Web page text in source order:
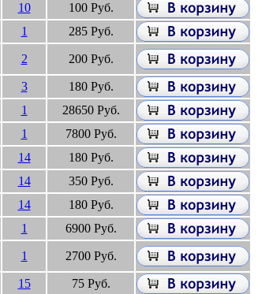
10
100 Руб.
1 285 Руб.
2 200 Руб.
3
180 Руб.
1
28650 Руб.
1
7800 Руб.
14
180 Руб.
14
350 Руб.
14
180 Руб.
1 6900 Руб.
1 2700 Руб.
15 75 Руб.